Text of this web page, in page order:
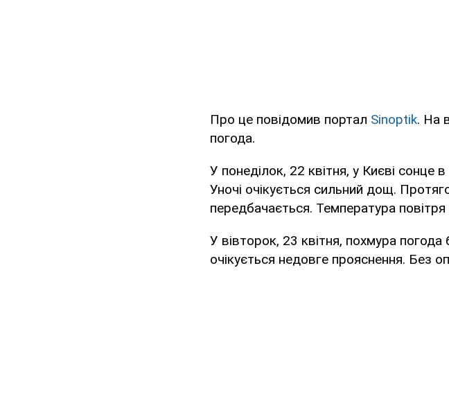
Про це повідомив портал Sinoptik. На
погода.
У понеділок, 22 квітня, у Києві сонце
Уночі очікується сильний дощ.
передбачається. Температура
У вівторок, 23 квітня, похмура
очікується недовге прояснення. Без